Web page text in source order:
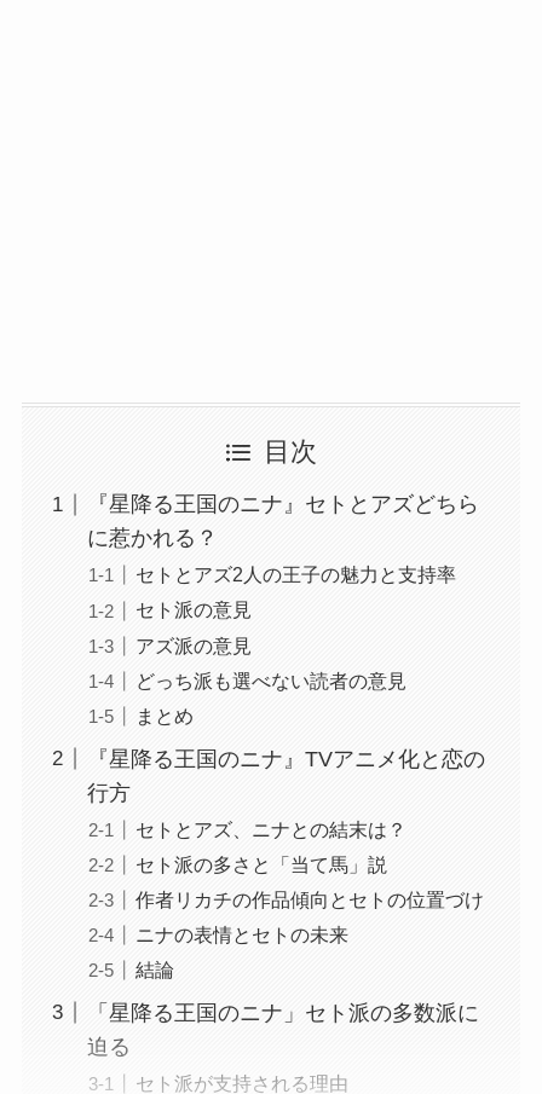
目次
『星降る王国のニナ』セトとアズどちら
に惹かれる？
セトとアズ2人の王子の魅力と支持率
セト派の意見
アズ派の意見
どっち派も選べない読者の意見
まとめ
『星降る王国のニナ』TVアニメ化と恋の
行方
セトとアズ、ニナとの結末は？
セト派の多さと「当て馬」説
作者リカチの作品傾向とセトの位置づけ
ニナの表情とセトの未来
結論
「星降る王国のニナ」セト派の多数派に
迫る
セト派が支持される理由